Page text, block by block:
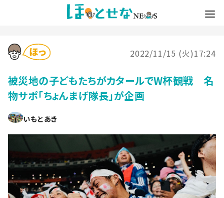
2022/11/15 (火)17:24
被災地の子どもたちがカタールでW杯観戦 名
物サポ「ちょんまげ隊長」が企画
いもとあき